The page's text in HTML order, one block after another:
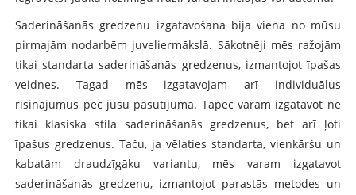
Saderināšanās gredzenu izgatavošana bija viena no mūsu
pirmajām nodarbēm juveliermākslā. Sākotnēji mēs ražojām
tikai standarta saderināšanās gredzenus, izmantojot īpašas
veidnes. Tagad mēs izgatavojam arī individuālus
risinājumus pēc jūsu pasūtījuma. Tāpēc varam izgatavot ne
tikai klasiska stila saderināšanās gredzenus, bet arī ļoti
īpašus gredzenus. Taču, ja vēlaties standarta, vienkāršu un
kabatām draudzīgāku variantu, mēs varam izgatavot
saderināšanās gredzenu, izmantojot parastās metodes un